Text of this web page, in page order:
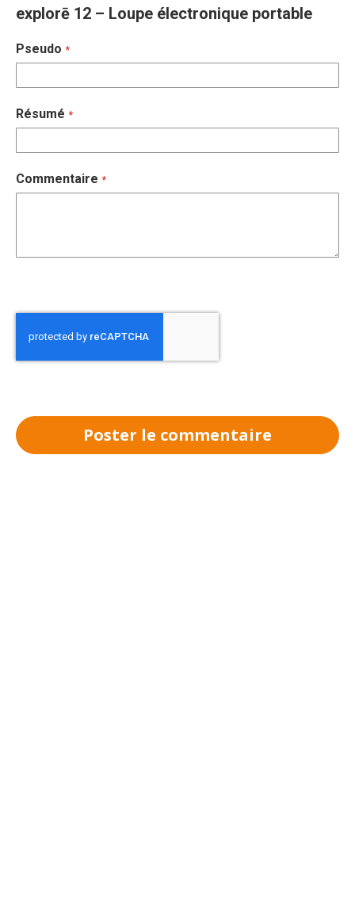
explorē 12 – Loupe électronique portable
Pseudo
Résumé
Commentaire
Poster le commentaire